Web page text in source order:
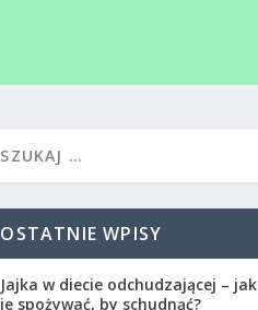
OSTATNIE WPISY
Jajka w diecie odchudzającej – jak
je spożywać, by schudnąć?